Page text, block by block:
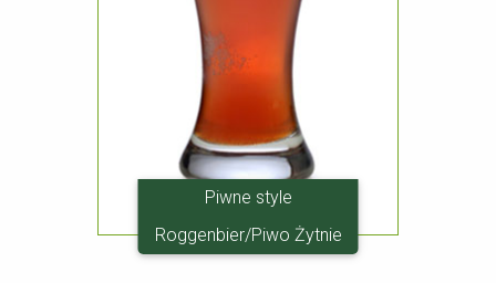
Piwne style
Roggenbier/Piwo Żytnie